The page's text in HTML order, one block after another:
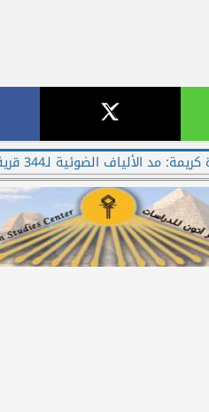
مد الألياف الضوئية لـ344 قرية بالمرحلة الأولى